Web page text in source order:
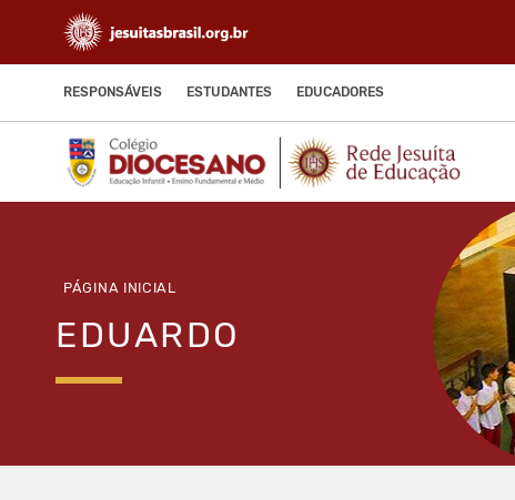
RESPONSÁVEIS ESTUDANTES EDUCADORES
PÁGINA INICIAL
EDUARDO